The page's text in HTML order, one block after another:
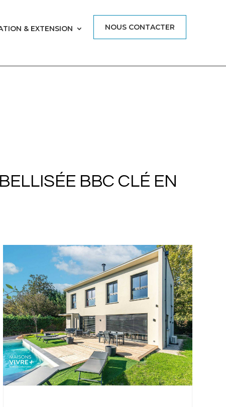
& EXTENSION NOUS CONTACTER
BBC CLÉ EN